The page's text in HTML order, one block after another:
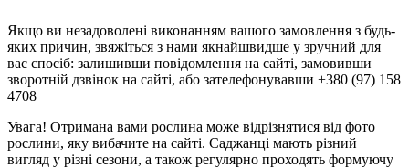
Якщо ви незадоволені виконанням вашого замовлення з будь-
яких причин, звяжіться з нами якнайшвидше у зручний для
вас спосіб: залишивши повідомлення на сайті, замовивши
зворотній дзвінок на сайті, або зателефонувавши +380 (97) 158
4708
Увага! Отримана вами рослина може відрізнятися від фото
рослини, яку вибачите на сайті. Саджанці мають різний
вигляд у різні сезони, а також регулярно проходять формуючу